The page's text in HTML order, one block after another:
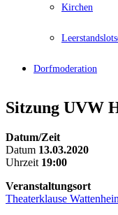
Kirchen
Dorfmoderation
Sitzung UVW
Datum/Zeit
Datum 13.03.2020
Uhrzeit 19:00
Veranstaltungsort
Theaterklause